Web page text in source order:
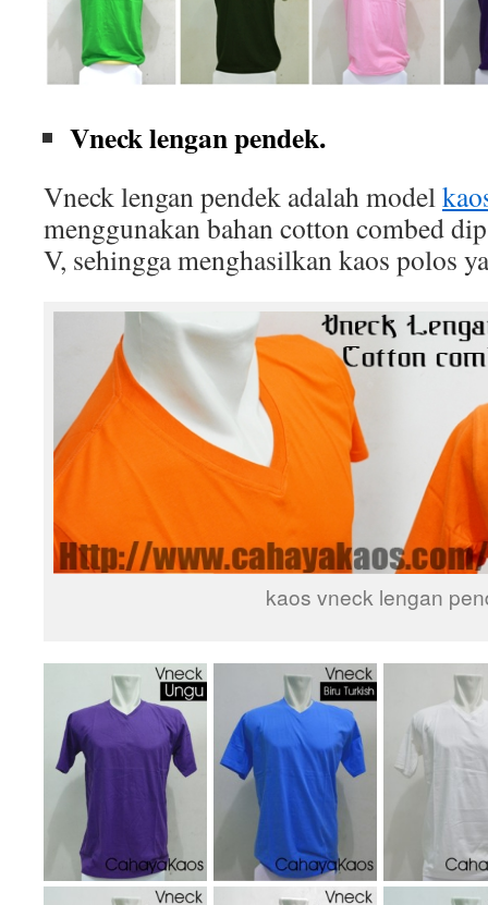
Vneck lengan pendek.
Vneck lengan pendek adalah model
menggunakan bahan cotton combed
V, sehingga menghasilkan kaos polos
kaos vneck lengan